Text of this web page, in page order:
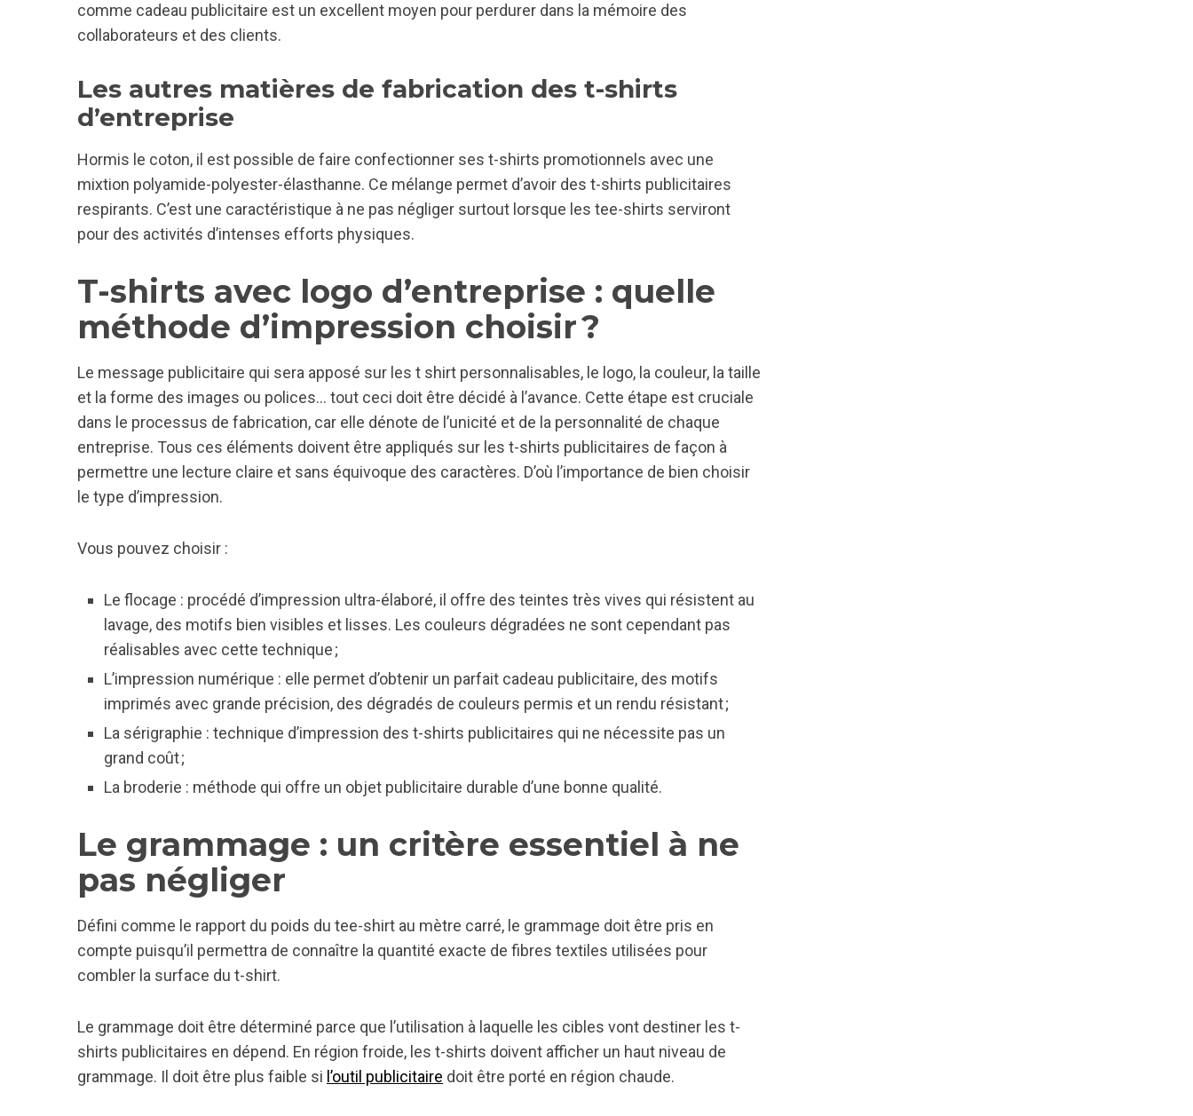
comme cadeau publicitaire est un excellent moyen pour perdurer dans la mémoire des
collaborateurs et des clients.
Les autres matières de fabrication des t-shirts
d’entreprise
Hormis le coton, il est possible de faire confectionner ses t-shirts promotionnels avec une
mixtion polyamide-polyester-élasthanne. Ce mélange permet d’avoir des t-shirts publicitaires
respirants. C’est une caractéristique à ne pas négliger surtout lorsque les tee-shirts serviront
pour des activités d’intenses efforts physiques.
T-shirts avec logo d’entreprise : quelle
méthode d’impression choisir ?
Le message publicitaire qui sera apposé sur les t shirt personnalisables, le logo, la couleur, la taille
et la forme des images ou polices… tout ceci doit être décidé à l’avance. Cette étape est cruciale
dans le processus de fabrication, car elle dénote de l’unicité et de la personnalité de chaque
entreprise. Tous ces éléments doivent être appliqués sur les t-shirts publicitaires de façon à
permettre une lecture claire et sans équivoque des caractères. D’où l’importance de bien choisir
le type d’impression.
Vous pouvez choisir :
Le flocage : procédé d’impression ultra-élaboré, il offre des teintes très vives qui résistent au
lavage, des motifs bien visibles et lisses. Les couleurs dégradées ne sont cependant pas
réalisables avec cette technique ;
L’impression numérique : elle permet d’obtenir un parfait cadeau publicitaire, des motifs
imprimés avec grande précision, des dégradés de couleurs permis et un rendu résistant ;
La sérigraphie : technique d’impression des t-shirts publicitaires qui ne nécessite pas un
grand coût ;
La broderie : méthode qui offre un objet publicitaire durable d’une bonne qualité.
Le grammage : un critère essentiel à ne
pas négliger
Défini comme le rapport du poids du tee-shirt au mètre carré, le grammage doit être pris en
compte puisqu’il permettra de connaître la quantité exacte de fibres textiles utilisées pour
combler la surface du t-shirt.
Le grammage doit être déterminé parce que l’utilisation à laquelle les cibles vont destiner les t-
shirts publicitaires en dépend. En région froide, les t-shirts doivent afficher un haut niveau de
grammage. Il doit être plus faible si l’outil publicitaire doit être porté en région chaude.